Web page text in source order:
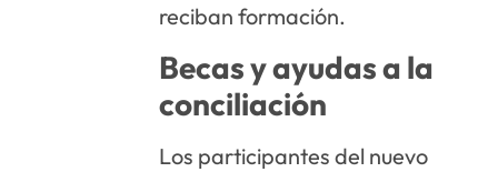
reciban formación.
Becas y ayudas a la
conciliación
Los participantes del nuevo